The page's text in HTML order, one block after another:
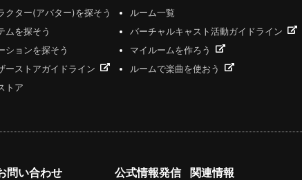
クター(アバター)を探そう
ムを探そう
ションを探そう
ーストアガイドライン
トア
ルーム一覧
バーチャルキャスト活動ガイドライン
マイルームを作ろう
ルームで楽曲を使おう
問い合わせ 公式情報発信 関連情報